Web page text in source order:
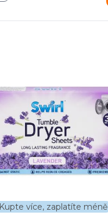
Kupte více, zaplatíte méně